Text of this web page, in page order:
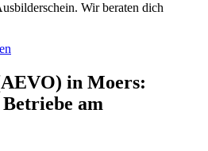
Wir beraten dich
in Moers:
am